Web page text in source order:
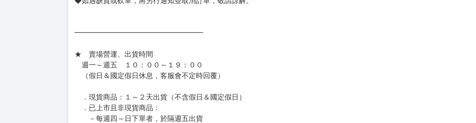
━━━━━━━━━━━━━━━━━━
★ 賣場營運、出貨時間
週一～週五 １０：００～１９：００
（假日＆國定假日休息，客服會不定時回覆）
．現貨商品：１～２天出貨（不含假日＆國定假日）
．已上市且非現貨商品：
－每週四～日下單者，於隔週五出貨